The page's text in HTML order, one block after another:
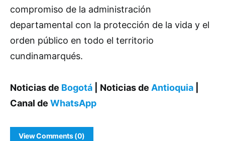
compromiso de la administración
departamental con la protección de la vida y el
orden público en todo el territorio
cundinamarqués.
Noticias de Bogotá | Noticias de Antioquia
Canal de WhatsApp
View Comments (0)